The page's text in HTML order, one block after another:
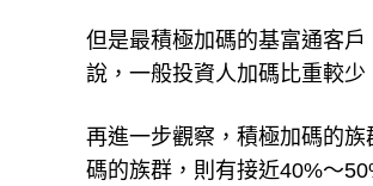
但是最積極加碼的基富通客
再進一步觀察，積極加碼的